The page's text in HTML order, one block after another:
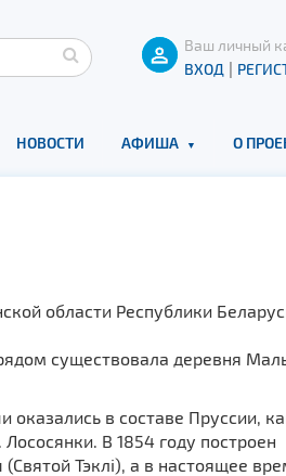
Ваш личный
ВХОД |
НОВОСТИ АФИША О
области Республики
существовала деревня
оказались в составе Пруссии,
В 1854 году построен
Тэклі), а в настоящее